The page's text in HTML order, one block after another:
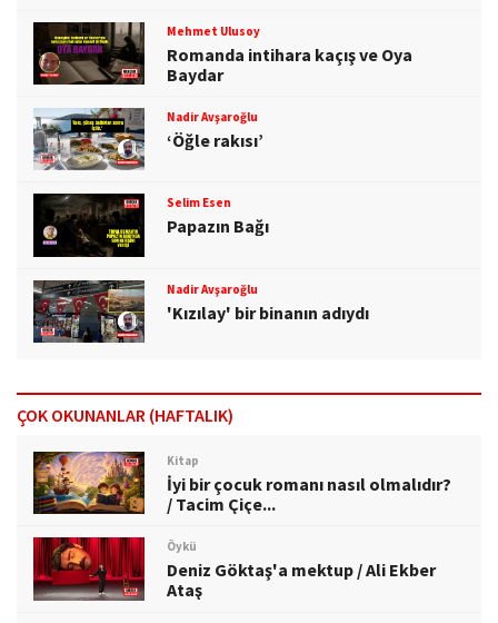
Mehmet Ulusoy
Romanda intihara kaçış ve Oya
Baydar
Nadir Avşaroğlu
‘Öğle rakısı’
Selim Esen
Papazın Bağı
Nadir Avşaroğlu
'Kızılay' bir binanın adıydı
ÇOK OKUNANLAR (HAFTALIK)
Kitap
İyi bir çocuk romanı nasıl olmalıdır?
/ Tacim Çiçe...
Öykü
Deniz Göktaş'a mektup / Ali Ekber
Ataş